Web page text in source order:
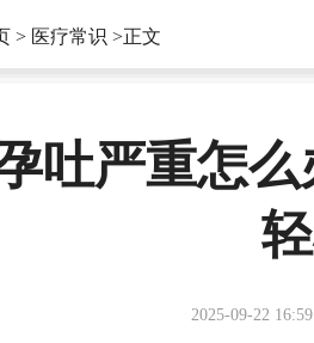
> 医疗常识 >正文
吐严重怎
2025-09-22